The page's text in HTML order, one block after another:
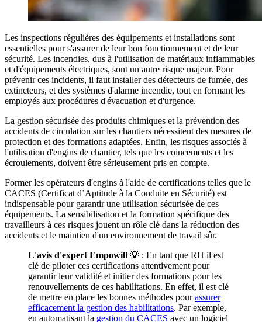
Les inspections régulières des équipements et installations sont
essentielles pour s'assurer de leur bon fonctionnement et de leur
sécurité. Les incendies, dus à l'utilisation de matériaux inflammables
et d'équipements électriques, sont un autre risque majeur. Pour
prévenir ces incidents, il faut installer des détecteurs de fumée, des
extincteurs, et des systèmes d'alarme incendie, tout en formant les
employés aux procédures d'évacuation et d'urgence.
La gestion sécurisée des produits chimiques et la prévention des
accidents de circulation sur les chantiers nécessitent des mesures de
protection et des formations adaptées. Enfin, les risques associés à
l'utilisation d'engins de chantier, tels que les coincements et les
écroulements, doivent être sérieusement pris en compte.
Former les opérateurs d'engins à l'aide de certifications telles que le
CACES (Certificat d’Aptitude à la Conduite en Sécurité) est
indispensable pour garantir une utilisation sécurisée de ces
équipements. La sensibilisation et la formation spécifique des
travailleurs à ces risques jouent un rôle clé dans la réduction des
accidents et le maintien d'un environnement de travail sûr.
L'avis d'expert Empowill 💡 : En tant que RH il est
clé de piloter ces certifications attentivement pour
garantir leur validité et initier des formations pour les
renouvellements de ces habilitations. En effet, il est clé
de mettre en place les bonnes méthodes pourassurer
efficacement la gestion des habilitations. Par exemple,
en automatisant la gestion du CACES avec un logiciel